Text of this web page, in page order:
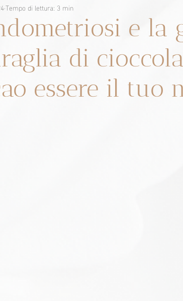
e la
di
essere il tuo
Tempo di lettura: 3 min